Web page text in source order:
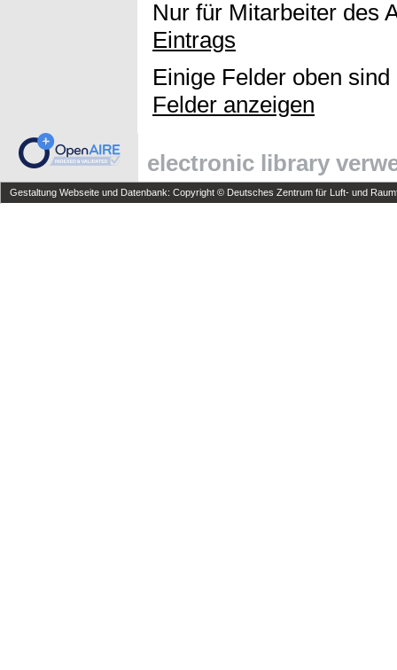
Nur für Mitarbeiter des
Eintrags
Einige Felder oben
Felder anzeigen
electronic library
Gestaltung Webseite und Datenbank: Copyright © Deutsches Zentrum für Luft- und